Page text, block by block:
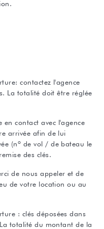
contactez l'agence
La totalité doit être réglée
en contact avec l'agence
arrivée afin de lui
(nº de vol / de bateau le
des clés.
de nous appeler et de
de votre location ou au
: clés déposées dans
totalité du montant de la